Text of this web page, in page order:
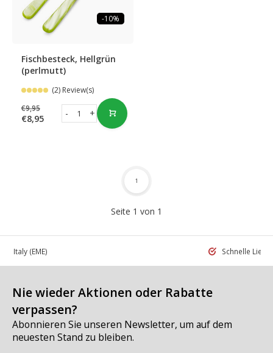
-10%
Fischbesteck, Hellgrün
(perlmutt)
(2) Review(s)
€9,95
€8,95 +
-
Seite 1 von 1
1
in Italy (EME) Schnelle
Nie wieder Aktionen oder Rabatte
verpassen?
Abonnieren Sie unseren Newsletter, um auf dem
neuesten Stand zu bleiben.